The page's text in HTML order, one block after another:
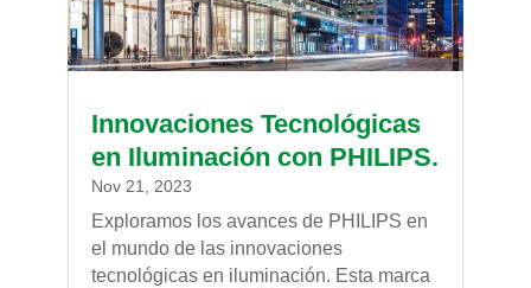
Innovaciones Tecnológicas
en Iluminación con PHILIPS.
Nov 21, 2023
Exploramos los avances de PHILIPS en
el mundo de las innovaciones
tecnológicas en iluminación. Esta marca